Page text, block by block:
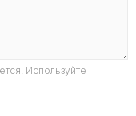
Используйте